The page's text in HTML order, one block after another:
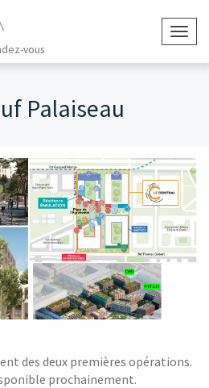
vous
Palaiseau
des deux premières opérations.
prochainement.